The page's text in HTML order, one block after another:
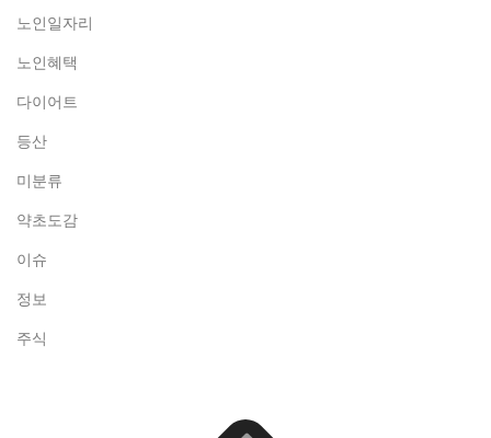
노인일자리
노인혜택
다이어트
등산
미분류
약초도감
이슈
정보
주식